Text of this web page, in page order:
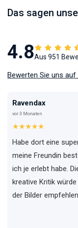
Das sagen
4.8Aus 951
Bewerten Sie uns auf
Ravendax
vor 3 Monaten
★★★★★
Habe dort eine
meine Freundin
ich je erlebt habe.
kreative Kritik
der Bilder